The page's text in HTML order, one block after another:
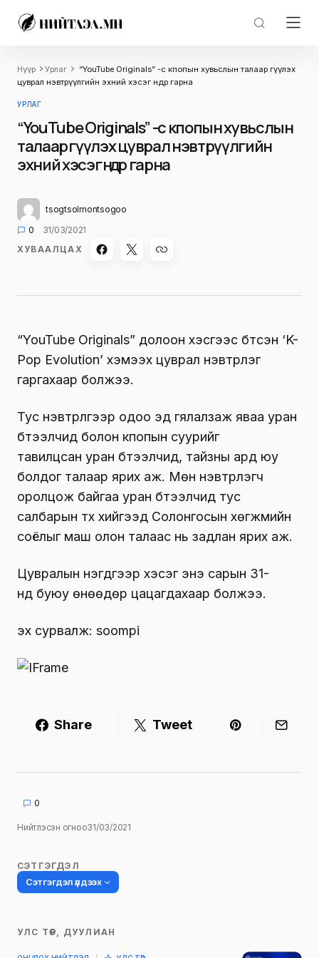
Нүүр Урлаг
“YouTube Originals” -с кпопын хувьслын талаар өгүүлэх
цуврал нэвтрүүлгийн эхний хэсэг өнөөдөр гарна
УРЛАГ
“YouTube Originals” -с кпопын хувьслын
талаар өгүүлэх цуврал нэвтрүүлгийн
эхний хэсэг өнөөдөр гарна
tsogtsolmontsogoo
0
31/03/2021
ХУВААЛЦАХ
“YouTube Originals” долоон хэсгээс бүтсэн ‘K-
Pop Evolution’ хэмээх цуврал нэвтрүүлэг
гаргахаар болжээ.
Тус нэвтрүүлгээр одоо эд гялалзаж яваа уран
бүтээлчид болон кпопын суурийг
тавилцсан уран бүтээлчид, тайзны ард юу
болдог талаар ярих аж. Мөн нэвтрүүлэгч
оролцож байгаа уран бүтээлчид тус
салбарын түүх хийгээд Солонгосын хөгжмийн
соёлыг маш олон талаас нь задлан ярих аж.
Цувралын нэгдүгээр хэсэг энэ сарын 31-
нд буюу өнөөдөр цацагдахаар болжээ.
эх сурвалж: soompi
Share Tweet
0
Нийтлэсэн огноо31/03/2021
СЭТГЭГДЭЛ
Сэтгэгдэл үлдээх
Таны имэйл хаягийг нийтлэхгүй.
УЛС ТӨР, ДУУЛИАН